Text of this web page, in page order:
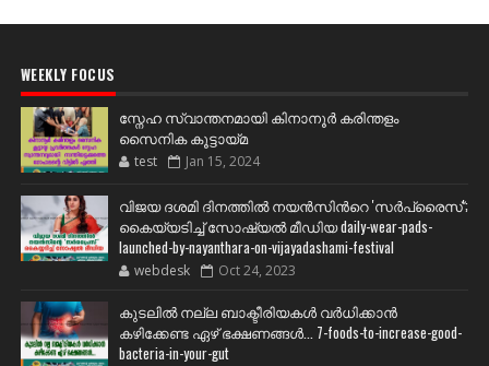
WEEKLY FOCUS
സ്നേഹ സ്വാന്തനമായി കിനാനൂർ കരിന്തളം
സൈനിക കൂട്ടായ്മ
test Jan 15, 2024
വിജയ ദശമി ദിനത്തില്‍ നയന്‍സിന്‍റെ 'സര്‍പ്രൈസ്';
കൈയ്യടിച്ച് സോഷ്യല്‍ മീഡിയ daily-wear-pads-
launched-by-nayanthara-on-vijayadashami-festival
webdesk Oct 24, 2023
കുടലിൽ നല്ല ബാക്ടീരിയകൾ വര്‍ധിക്കാന്‍
കഴിക്കേണ്ട ഏഴ് ഭക്ഷണങ്ങള്‍... 7-foods-to-increase-good-
bacteria-in-your-gut